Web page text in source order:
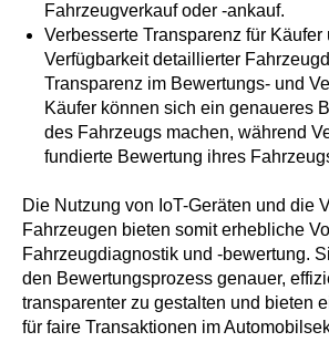
Fahrzeugverkauf oder -ankauf.
Verbesserte Transparenz für
Verfügbarkeit detaillierter
Transparenz im Bewertungs- und
Käufer können sich ein genaueres
des Fahrzeugs machen, während
fundierte Bewertung ihres
Die Nutzung von IoT-Geräten und die
Fahrzeugen bieten somit erhebliche
Fahrzeugdiagnostik und -bewertung.
den Bewertungsprozess genauer,
transparenter zu gestalten und bieten
für faire Transaktionen im